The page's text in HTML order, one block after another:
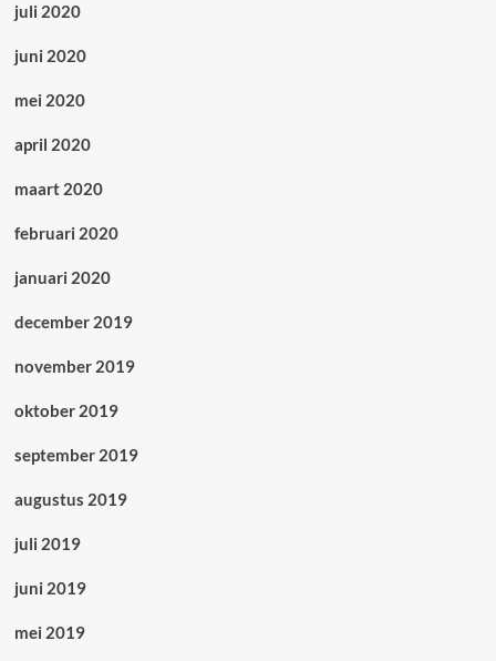
juli 2020
juni 2020
mei 2020
april 2020
maart 2020
februari 2020
januari 2020
december 2019
november 2019
oktober 2019
september 2019
augustus 2019
juli 2019
juni 2019
mei 2019